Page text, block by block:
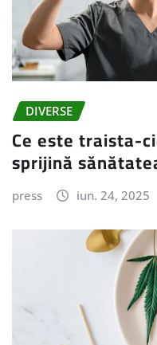
DIVERSE
Ce este traista-
sprijină
press iun. 24, 2025